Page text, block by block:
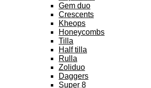
Gem duo
Crescents
Kheops
Honeycombs
Tilla
Half tilla
Rulla
Zoliduo
Daggers
Super 8